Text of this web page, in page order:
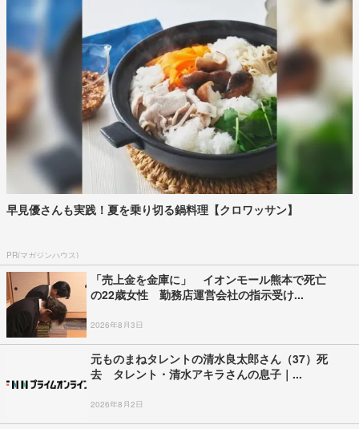
早見優さんも実践！夏を乗り切る鍋料理【クロワッサン】
PR(マガジンハウス)
「売上金を金庫に」 イオンモール熊本で死亡
の22歳女性 勤務店運営会社の指示受け...
2026年8月3日
元ものまねタレントの清水良太郎さん（37）死
去 タレント・清水アキラさんの息子｜...
2026年8月2日